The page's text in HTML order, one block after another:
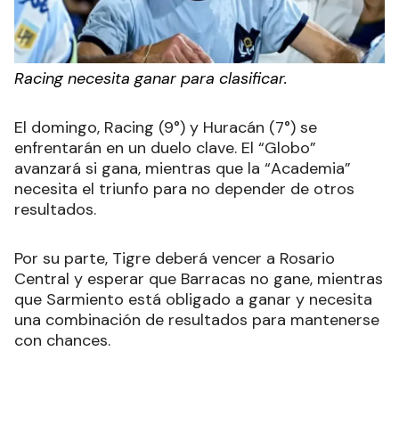
Racing necesita ganar para clasificar.
El domingo, Racing (9°) y Huracán (7°) se
enfrentarán en un duelo clave. El “Globo”
avanzará si gana, mientras que la “Academia”
necesita el triunfo para no depender de otros
resultados.
Por su parte, Tigre deberá vencer a Rosario
Central y esperar que Barracas no gane, mientras
que Sarmiento está obligado a ganar y necesita
una combinación de resultados para mantenerse
con chances.